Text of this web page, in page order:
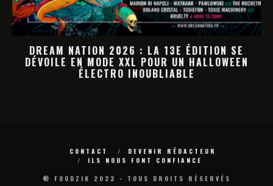
DREAM NATION 2026 : LA PROGRAMMATION
HALLOWEEN PREND FORME
CONTACT
DEVENIR RÉDACTEUR
ILS NOUS FONT CONFIANCE
® FOODZIK 2023 - TOUS DROITS RÉSERVÉS